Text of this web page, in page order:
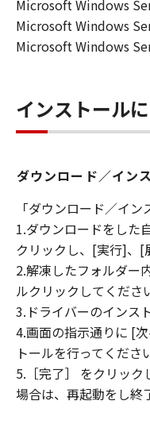
Microsoft Windows
Microsoft Windows
Microsoft Windows
インストール
ダウンロード／イン
「ダウンロード／イン
1.ダウンロードをした
クリックし、[実行]、[
2.解凍したフォルダー
ルクリックしてくださ
3.ドライバーのインス
4.画面の指示通りに [
トールを行ってくださ
5.［完了］ をクリック
場合は、再起動をし終